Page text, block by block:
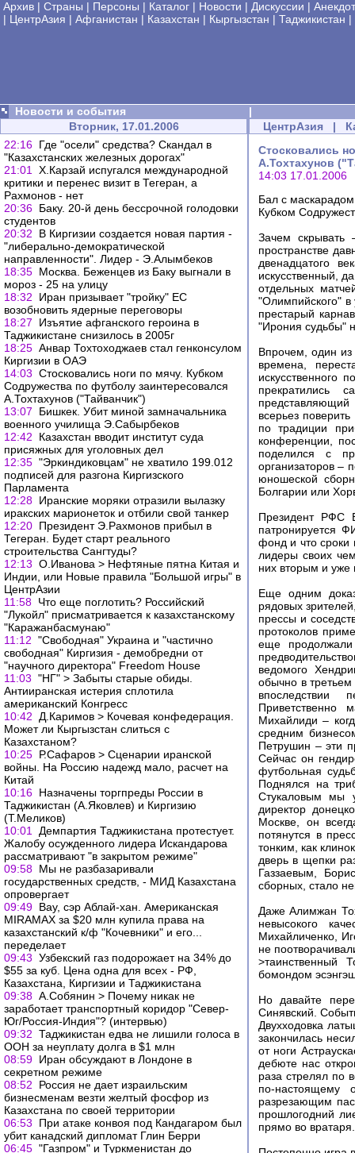
Архив | Страны | Персоны | Каталог | Новости | Дискуссии |
| ЦентрАзия | Афганистан | Казахстан | Кыргызстан | Таджикистан |
Новости и события
|
Вторник, 17.01.2006
22:16 Где "осели" средства? Скандал в
"Казахстанских железных дорогах"
21:01
Х.Карзай испугался международной
критики и перенес визит в Тегеран, а
Рахмонов - нет
20:36 Баку. 20-й день бессрочной голодовки
студентов
20:32
В Киргизии создается новая партия -
"либерально-демократической
направленности". Лидер - Э.Алымбеков
18:35 Москва. Беженцев из Баку выгнали в
мороз - 25 на улицу
18:32
Иран призывает "тройку" EC
возобновить ядерные переговоры
18:27
Изъятие афганского героина в
Таджикистане снизилось в 2005г
18:25 Анвар Тохтоходжаев стал генконсулом
Киргизии в ОАЭ
14:03 Стосковались ноги по мячу. Кубком
Содружества по футболу заинтересовался
А.Тохтахунов ("Тайванчик")
13:07
Бишкек. Убит миной замначальника
военного училища Э.Сабырбеков
12:42
Казахстан вводит институт суда
присяжных для уголовных дел
12:35 "Эркиндиковцам" не хватило 199.012
подписей для разгона Киргизского
Парламента
12:28 Иранские моряки отразили вылазку
иракских марионеток и отбили свой танкер
12:20 Президент Э.Рахмонов прибыл в
Тегеран. Будет старт реального
строительства Сангтуды?
12:13 О.Иванова > Нефтяные пятна Китая и
Индии, или Новые правила "Большой игры" в
ЦентрАзии
11:58 Что еще поглотить? Российский
"Лукойл" присматривается к казахстанскому
"Каражанбасмунаю"
11:12 "Свободная" Украина и "частично
свободная" Киргизия - демобредни от
"научного директора" Freedom House
11:03 "НГ" > Забыты старые обиды.
Антииранская истерия сплотила
американский Конгресс
10:42
Д.Каримов > Кочевая конфедерация.
Может ли Кыргызстан слиться с
Казахстаном?
10:25 Р.Сафаров > Сценарии иранской
войны. На Россию надежд мало, расчет на
Китай
10:16 Назначены торгпреды России в
Таджикистан (А.Яковлев) и Киргизию
(Т.Меликов)
10:01
Демпартия Таджикистана протестует.
Жалобу осужденного лидера Искандарова
рассматривают "в закрытом режиме"
09:58 Мы не разбазаривали
государственных средств, - МИД Казахстана
опровергает
09:49 Вау, сэр Аблай-хан. Американская
MIRAMAX за $20 млн купила права на
казахстанский к/ф "Кочевники" и его...
переделает
09:43 Узбекский газ подорожает на 34% до
$55 за куб. Цена одна для всех - РФ,
Казахстана, Киргизии и Таджикистана
09:38 А.Собянин > Почему никак не
заработает транспортный коридор "Север-
Юг/Россия-Индия"? (интервью)
09:32 Таджикистан едва не лишили голоса в
ООН за неуплату долга в $1 млн
08:59 Иран обсуждают в Лондоне в
секретном режиме
08:52
Россия не дает израильским
бизнесменам везти желтый фосфор из
Казахстана по своей территории
06:53
При атаке конвоя под Кандагаром был
убит канадский дипломат Глин Берри
06:45 "Газпром" и Туркменистан до
ЦентрАзия |
Стосковались
А.Тохтахунов
14:03 17.01.2006
Бал с маскарадом
Кубком
Зачем скрывать
пространстве
двенадцатого
искусственный,
отдельных
"Олимпийского"
престарый
"Ирония судьбы"
Впрочем, один из
времена,
искусственного
прекратились
всерьез
по традиции
конференции,
поделился с
организаторов –
юношеской
Болгарии или
Президент РФС
патронируется
фонд и что сроки
лидеры своих
них вторым и уже
Еще одним
рядовых
прессы и
протоколов
еще продолжали
ведомого
обычно в
впоследствии
Приветственно
Михайлиди –
средним
Петрушин – эти
Сейчас он
футбольная
Поднялся на
Стукаловым мы
директор
Москве, он
потянутся в
тонким, как
дверь в щепки
Газзаевым,
сборных, стало
Даже Алимжан
невысокого
Михайличенко,
не
>таинственный
бомондом
Но давайте
Синявский.
Двухходовка
закончилась
от ноги
дебюте нас
раза стрелял по
по-настоящему
разрезающим
прошлогодний
прямо во вратаря.